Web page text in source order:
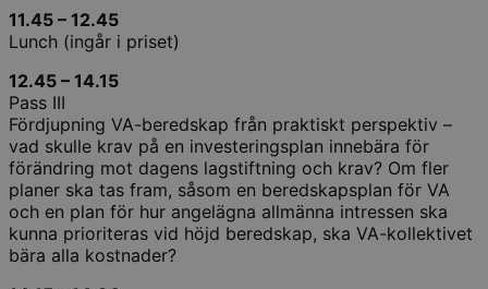
11.45 – 12.45
Lunch (ingår i priset)
12.45 – 14.15
Pass III
Fördjupning VA-beredskap från praktiskt perspektiv –
vad skulle krav på en investeringsplan innebära för
förändring mot dagens lagstiftning och krav? Om fler
planer ska tas fram, såsom en beredskapsplan för VA
och en plan för hur angelägna allmänna intressen ska
kunna prioriteras vid höjd beredskap, ska VA-kollektivet
bära alla kostnader?